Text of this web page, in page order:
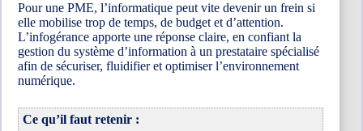
Pour une PME, l’informatique peut vite devenir un frein si
elle mobilise trop de temps, de budget et d’attention.
L’infogérance apporte une réponse claire, en confiant la
gestion du système d’information à un prestataire spécialisé
afin de sécuriser, fluidifier et optimiser l’environnement
numérique.
Ce qu’il faut retenir :